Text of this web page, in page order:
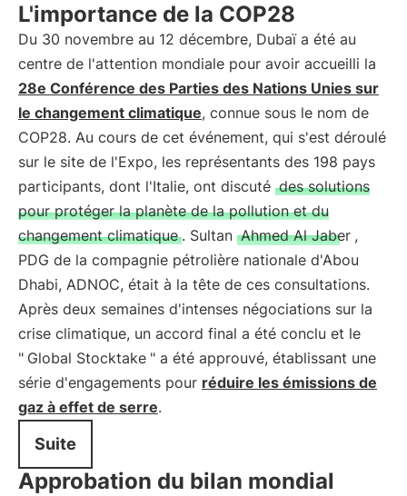
L'importance de la COP28
Du 30 novembre au 12 décembre, Dubaï a été au
centre de l'attention mondiale pour avoir accueilli la
28e Conférence des Parties des Nations Unies sur
le changement climatique, connue sous le nom de
COP28. Au cours de cet événement, qui s'est déroulé
sur le site de l'Expo, les représentants des 198 pays
participants, dont l'Italie, ont discuté des solutions
pour protéger la planète de la pollution et du
changement climatique . Sultan Ahmed Al Jaber ,
PDG de la compagnie pétrolière nationale d'Abou
Dhabi, ADNOC, était à la tête de ces consultations.
Après deux semaines d'intenses négociations sur la
crise climatique, un accord final a été conclu et le
" Global Stocktake " a été approuvé, établissant une
série d'engagements pour réduire les émissions de
gaz à effet de serre.
Suite
Approbation du bilan mondial